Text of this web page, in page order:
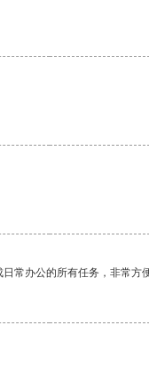
常办公的所有任务，非常方便